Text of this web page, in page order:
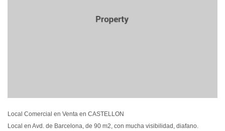
Local Comercial en Venta en CASTELLON
Local en Avd. de Barcelona, de 90 m2, con mucha visibilidad, diafano.